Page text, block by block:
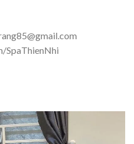
SpaThienNhi